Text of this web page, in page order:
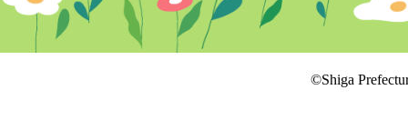
©Shiga